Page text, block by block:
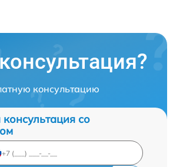
консультацию
со